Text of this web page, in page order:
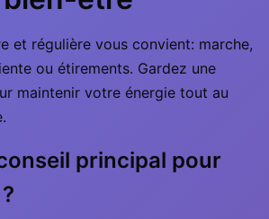
et régulière vous convient: marche,
ou étirements. Gardez une
maintenir votre énergie tout au
principal pour